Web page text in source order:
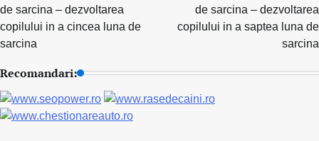
articole
de sarcina – dezvoltarea
copilului in a cincea luna de
sarcina
de sarcina – dezvoltarea
copilului in a saptea luna de
sarcina
Recomandari: